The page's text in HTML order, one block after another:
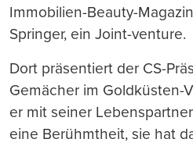
Immobilien-Beauty-
Springer, ein Joint-venture.
Dort präsentiert der CS-
Gemächer im Goldküsten-
er mit seiner
eine Berühmtheit, sie hat